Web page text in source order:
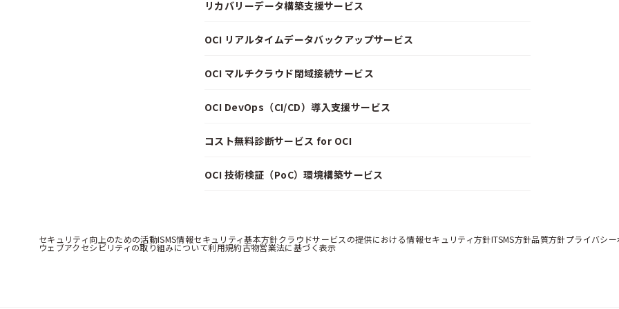
リカバリーデータ構築支援サービス
OCI リアルタイムデータバックアップサービス
OCI マルチクラウド閉域接続サービス
OCI DevOps（CI/CD）導入支援サービス
コスト無料診断サービス for OCI
OCI 技術検証（PoC）環境構築サービス
セキュリティ向上のための活動ISMS情報セキュリティ基本方針クラウドサービスの提供における情報セキュリティ方針ITSMS方針品質方針プライバシ
ウェブアクセシビリティの取り組みについて利用規約古物営業法に基づく表示